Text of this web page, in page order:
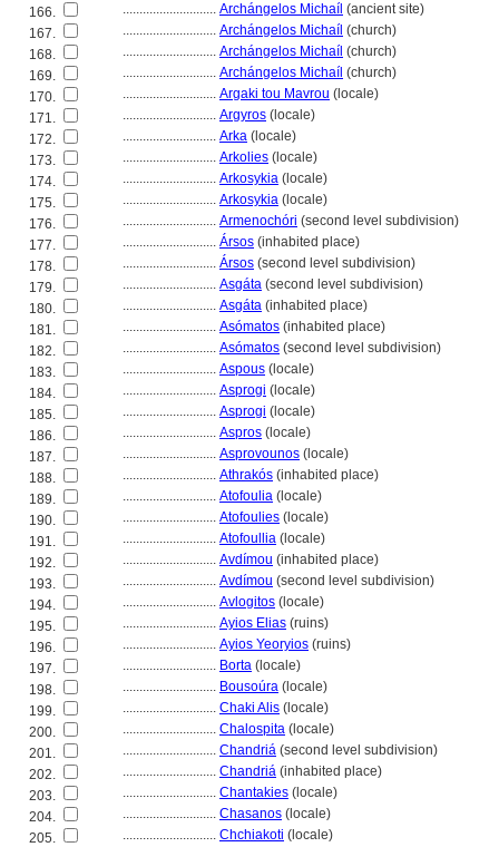
166. ............................ Archángelos Michaíl (ancient site)
167.
............................ Archángelos Michaíl (church)
168.
............................ Archángelos Michaíl (church)
169.
............................ Archángelos Michaíl (church)
170.
............................ Argaki tou Mavrou (locale)
171.
............................ Argyros (locale)
172.
............................ Arka (locale)
173.
............................ Arkolies (locale)
174.
............................ Arkosykia (locale)
175.
............................ Arkosykia (locale)
176.
............................ Armenochóri (second level subdivision)
177.
............................ Ársos (inhabited place)
178.
............................ Ársos (second level subdivision)
179.
............................ Asgáta (second level subdivision)
180.
............................ Asgáta (inhabited place)
181.
............................ Asómatos (inhabited place)
182.
............................ Asómatos (second level subdivision)
183.
............................ Aspous (locale)
184.
............................ Asprogi (locale)
185.
............................ Asprogi (locale)
186.
............................ Aspros (locale)
187.
............................ Asprovounos (locale)
188.
............................ Athrakós (inhabited place)
189.
............................ Atofoulia (locale)
190.
............................ Atofoulies (locale)
191.
............................ Atofoullia (locale)
192.
............................ Avdímou (inhabited place)
193.
............................ Avdímou (second level subdivision)
194.
............................ Avlogitos (locale)
195.
............................ Ayios Elias (ruins)
196.
............................ Ayios Yeoryios (ruins)
197.
............................ Borta (locale)
198.
............................ Bousoúra (locale)
199.
............................ Chaki Alis (locale)
200.
............................ Chalospita (locale)
201.
............................ Chandri (second level subdivision)
202.
............................ Chandri (inhabited place)
203.
............................ Chantakies (locale)
204.
............................ Chasanos (locale)
205.
............................ Chchiakoti (locale)